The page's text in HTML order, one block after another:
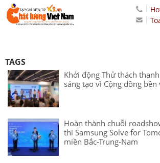
TAGS
Khởi động Thử thách
sáng tạo vì Cộng đồng bền
Hoàn thành chuỗi
thi Samsung Solve for
miền Bắc-Trung-Nam